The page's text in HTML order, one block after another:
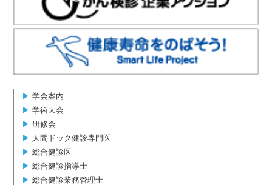
▶︎ 学会案内
▶︎ 学術大会
▶︎ 研修会
▶︎ 人間ドック健診専門医
▶︎ 総合健診医
▶︎ 総合健診指導士
▶︎ 総合健診業務管理士